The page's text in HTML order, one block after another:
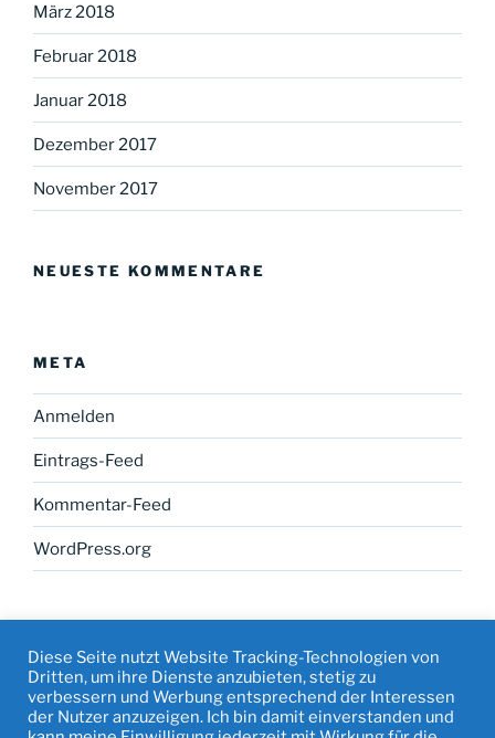
März 2018
Februar 2018
Januar 2018
Dezember 2017
November 2017
NEUESTE KOMMENTARE
META
Anmelden
Eintrags-Feed
Kommentar-Feed
WordPress.org
FacebookInstagramMail
Datenschutz
&
Diese Seite nutzt Website Tracking-Technologien von
Dritten, um ihre Dienste anzubieten, stetig zu
verbessern und Werbung entsprechend der Interessen
der Nutzer anzuzeigen. Ich bin damit einverstanden und